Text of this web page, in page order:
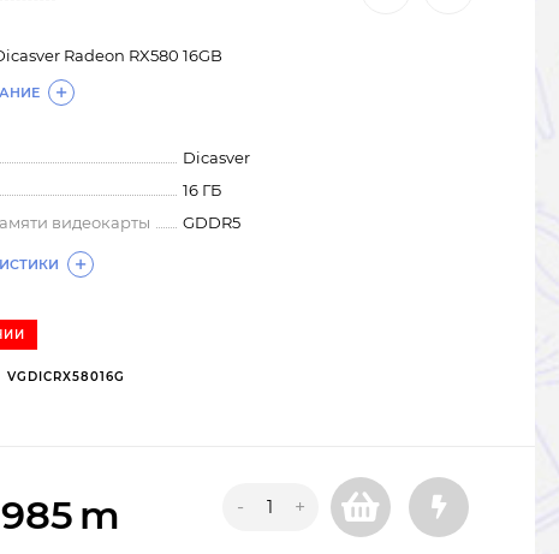
Radeon RX580 16GB
Dicasver
16 ГБ
видеокарты
GDDR5
VGDICRX58016G
m - +